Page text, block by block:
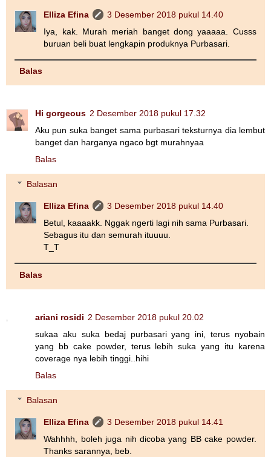
Elliza Efina
3 Desember 2018 pukul 14.40
Iya, kak. Murah meriah banget dong yaaaaa. Cusss
buruan beli buat lengkapin produknya Purbasari.
Balas
Hi gorgeous 2 Desember 2018 pukul 17.32
Aku pun suka banget sama purbasari teksturnya dia lembut
banget dan harganya ngaco bgt murahnyaa
Balas
Balasan
Elliza Efina
3 Desember 2018 pukul 14.40
Betul, kaaaakk. Nggak ngerti lagi nih sama Purbasari.
Sebagus itu dan semurah ituuuu.
T_T
Balas
ariani rosidi 2 Desember 2018 pukul 20.02
sukaa aku suka bedaj purbasari yang ini, terus nyobain
yang bb cake powder, terus lebih suka yang itu karena
coverage nya lebih tinggi..hihi
Balas
Balasan
Elliza Efina
3 Desember 2018 pukul 14.41
Wahhhh, boleh juga nih dicoba yang BB cake powder.
Thanks sarannya, beb.